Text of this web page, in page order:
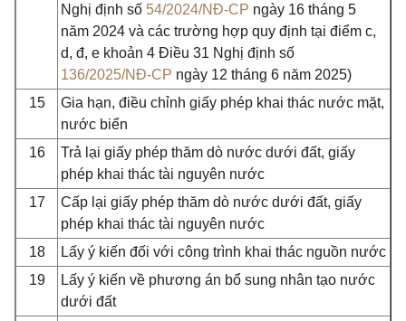
Nghị định số 54/2024/NĐ-CP ngày 16 tháng 5
năm 2024 và các trường hợp quy định tại điểm c,
d, đ, e khoản 4 Điều 31 Nghị định số
136/2025/NĐ-CP ngày 12 tháng 6 năm 2025)
15
Gia hạn, điều chỉnh giấy phép khai thác nước mặt,
nước biển
16
Trả lại giấy phép thăm dò nước dưới đất, giấy
phép khai thác tài nguyên nước
17
Cấp lại giấy phép thăm dò nước dưới đất, giấy
phép khai thác tài nguyên nước
18
Lấy ý kiến đối với công trình khai thác nguồn nước
19
Lấy ý kiến về phương án bổ sung nhân tạo nước
dưới đất